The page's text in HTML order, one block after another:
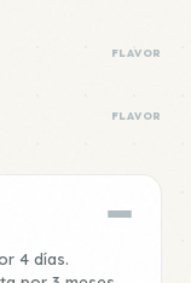
FLAVOR
FLAVOR
4 días.